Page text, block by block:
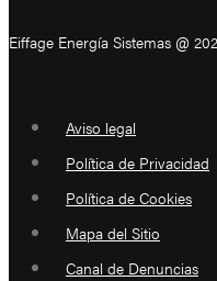
Eiffage Energía Sistemas @
Aviso legal
Política de Privacidad
Política de Cookies
Mapa del Sitio
Canal de Denuncias